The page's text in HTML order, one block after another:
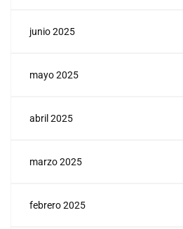
junio 2025
mayo 2025
abril 2025
marzo 2025
febrero 2025